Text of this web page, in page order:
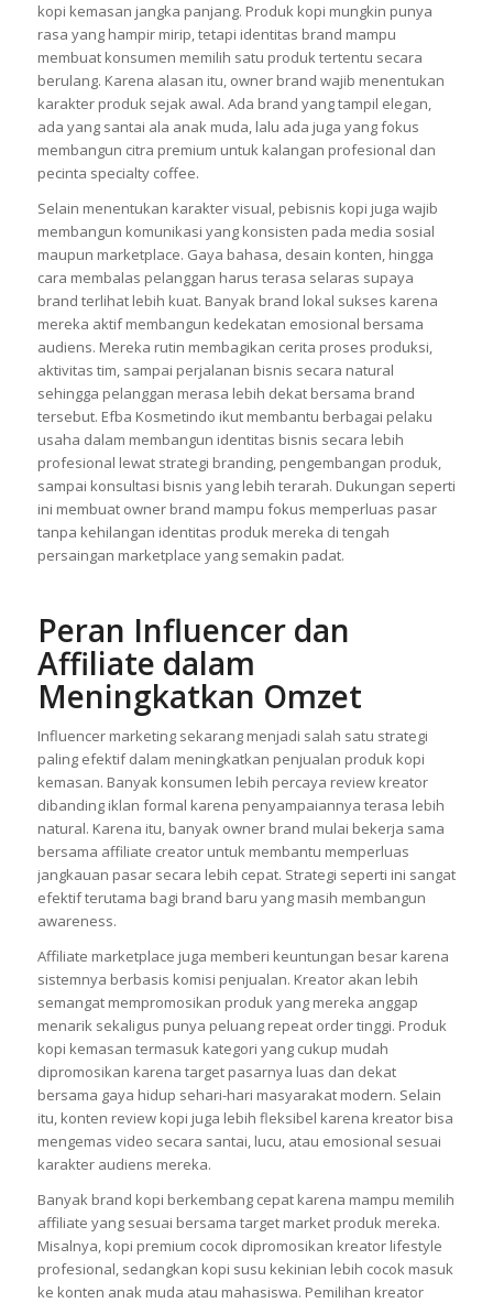
kopi kemasan jangka panjang. Produk kopi mungkin punya
rasa yang hampir mirip, tetapi identitas brand mampu
membuat konsumen memilih satu produk tertentu secara
berulang. Karena alasan itu, owner brand wajib menentukan
karakter produk sejak awal. Ada brand yang tampil elegan,
ada yang santai ala anak muda, lalu ada juga yang fokus
membangun citra premium untuk kalangan profesional dan
pecinta specialty coffee.
Selain menentukan karakter visual, pebisnis kopi juga wajib
membangun komunikasi yang konsisten pada media sosial
maupun marketplace. Gaya bahasa, desain konten, hingga
cara membalas pelanggan harus terasa selaras supaya
brand terlihat lebih kuat. Banyak brand lokal sukses karena
mereka aktif membangun kedekatan emosional bersama
audiens. Mereka rutin membagikan cerita proses produksi,
aktivitas tim, sampai perjalanan bisnis secara natural
sehingga pelanggan merasa lebih dekat bersama brand
tersebut. Efba Kosmetindo ikut membantu berbagai pelaku
usaha dalam membangun identitas bisnis secara lebih
profesional lewat strategi branding, pengembangan produk,
sampai konsultasi bisnis yang lebih terarah. Dukungan seperti
ini membuat owner brand mampu fokus memperluas pasar
tanpa kehilangan identitas produk mereka di tengah
persaingan marketplace yang semakin padat.
Peran Influencer dan
Affiliate dalam
Meningkatkan Omzet
Influencer marketing sekarang menjadi salah satu strategi
paling efektif dalam meningkatkan penjualan produk kopi
kemasan. Banyak konsumen lebih percaya review kreator
dibanding iklan formal karena penyampaiannya terasa lebih
natural. Karena itu, banyak owner brand mulai bekerja sama
bersama affiliate creator untuk membantu memperluas
jangkauan pasar secara lebih cepat. Strategi seperti ini sangat
efektif terutama bagi brand baru yang masih membangun
awareness.
Affiliate marketplace juga memberi keuntungan besar karena
sistemnya berbasis komisi penjualan. Kreator akan lebih
semangat mempromosikan produk yang mereka anggap
menarik sekaligus punya peluang repeat order tinggi. Produk
kopi kemasan termasuk kategori yang cukup mudah
dipromosikan karena target pasarnya luas dan dekat
bersama gaya hidup sehari-hari masyarakat modern. Selain
itu, konten review kopi juga lebih fleksibel karena kreator bisa
mengemas video secara santai, lucu, atau emosional sesuai
karakter audiens mereka.
Banyak brand kopi berkembang cepat karena mampu memilih
affiliate yang sesuai bersama target market produk mereka.
Misalnya, kopi premium cocok dipromosikan kreator lifestyle
profesional, sedangkan kopi susu kekinian lebih cocok masuk
ke konten anak muda atau mahasiswa. Pemilihan kreator